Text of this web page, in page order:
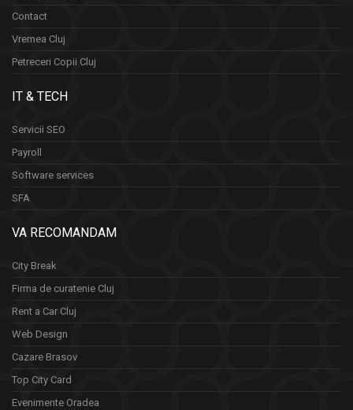
Contact
Vremea Cluj
Petreceri Copii Cluj
IT & TECH
Servicii SEO
Payroll
Software services
SFA
VA RECOMANDAM
City Break
Firma de curatenie Cluj
Rent a Car Cluj
Web Design
Cazare Brasov
Top City Card
Evenimente Oradea